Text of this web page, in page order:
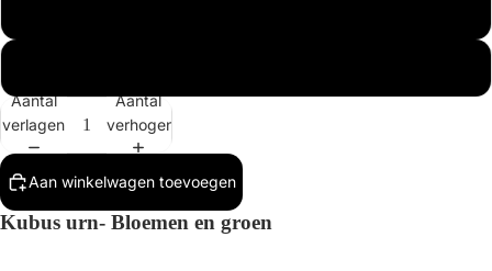
Afbeelding
openen
in
Aantal
verlagen
Aantal
verhogen
Aan winkelwagen toevoegen
Kubus urn- Bloemen en groen